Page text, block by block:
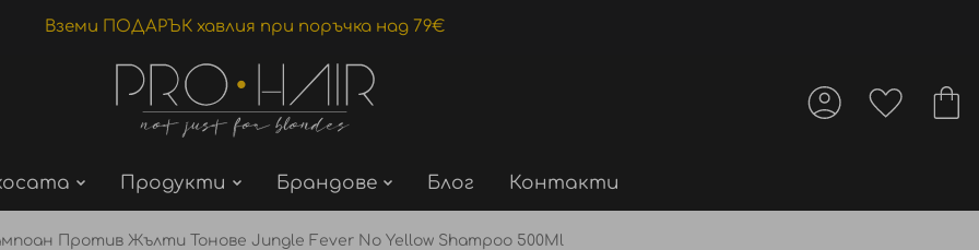
Вземи ПОДАРЪК хавлия при поръчка над 79€
Продукти Брандове Блог Контакти
Против Жълти Тонове Jungle Fever No Yellow Shampoo 500Ml